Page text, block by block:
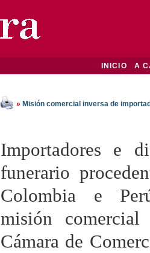
INICIO A
» Misión comercial inversa de
Importadores e
funerario
Colombia e
misión
Cámara de